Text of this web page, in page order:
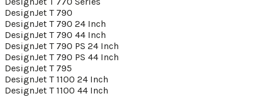
DesignJet T 790
DesignJet T 790 24 Inch
DesignJet T 790 44 Inch
DesignJet T 790 PS 24 Inch
DesignJet T 790 PS 44 Inch
DesignJet T 795
DesignJet T 1100 24 Inch
DesignJet T 1100 44 Inch